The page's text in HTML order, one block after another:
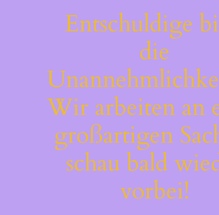
Entschuldige
die
Wir arbeiten an
großartigen
schau bald
vorbei!